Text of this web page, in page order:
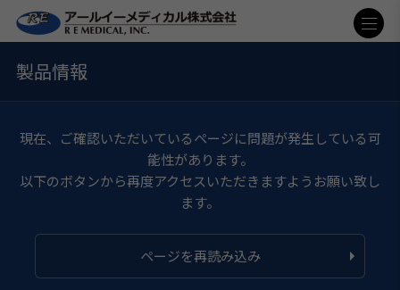
製品情報
現在、ご確認いただいているページに問題が発生している可
能性があります。
以下のボタンから再度アクセスいただきますようお願い致し
ます。
ページを再読み込み